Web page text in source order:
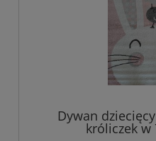
Dywan
króliczek w